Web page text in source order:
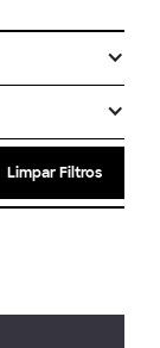
Limpar Filtros